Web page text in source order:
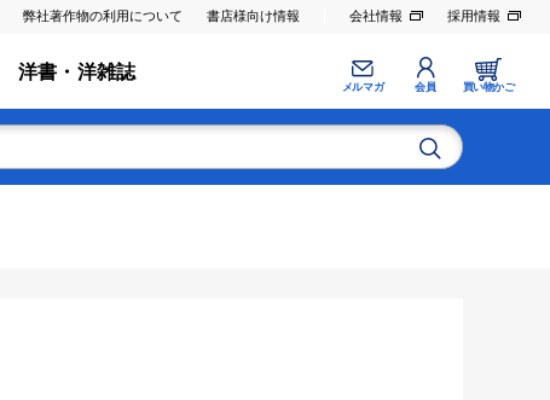
弊社著作物の利用について 書店様向け情報 会社情報 採用情報
洋書・洋雑誌
メルマガ 会員 買い物かご